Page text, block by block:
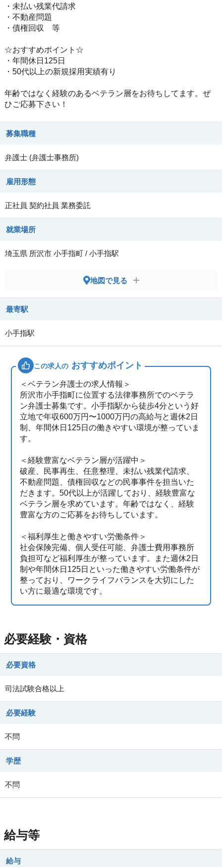
・未払い残業代請求
・不動産問題
・債権回収 等
☆おすすめポイント☆
・年間休日125日
・50代以上の新規採用実績有り
年齢ではなく経験のあるベテラン層をお待ちしてます。ぜ
ひご応募下さい！
募集職種
弁護士 (弁護士事務所)
雇用形態
正社員 契約社員 業務委託
就業場所
埼玉県 所沢市 小手指町 / 小手指駅
地図で見る
最寄駅
小手指駅
この求人の おすすめポイント
＜ベテラン弁護士の求人情報＞
所沢市小手指町に位置する法律事務所でのベテラ
ン弁護士募集です。小手指駅から徒歩4分という好
立地で年収600万円〜1000万円の高給与と週休2日
制、年間休日125日の働きやすい環境が整っていま
す。
＜経験豊富なベテラン層が活躍中＞
破産、民事再生、任意整理、未払い残業代請求、
不動産問題、債権回収などの民事事件を担当いた
だきます。50代以上が活躍しており、経験豊富な
ベテラン層を求めています。年齢ではなく、経験
豊富な方のご応募をお待ちしています。
＜福利厚生と働きやすい労働条件＞
社会保険完備、個人受任可能、弁護士費用事務所
負担可など福利厚生が整っています。また週休2日
制や年間休日125日といった働きやすい労働条件が
整っており、ワークライフバランスを大切にした
い方に最適な環境です。
必要経験・資格
必要資格
司法試験合格以上
必要経験
不問
学歴
不問
給与等
給与